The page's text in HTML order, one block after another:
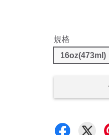
規格
16oz(473ml)